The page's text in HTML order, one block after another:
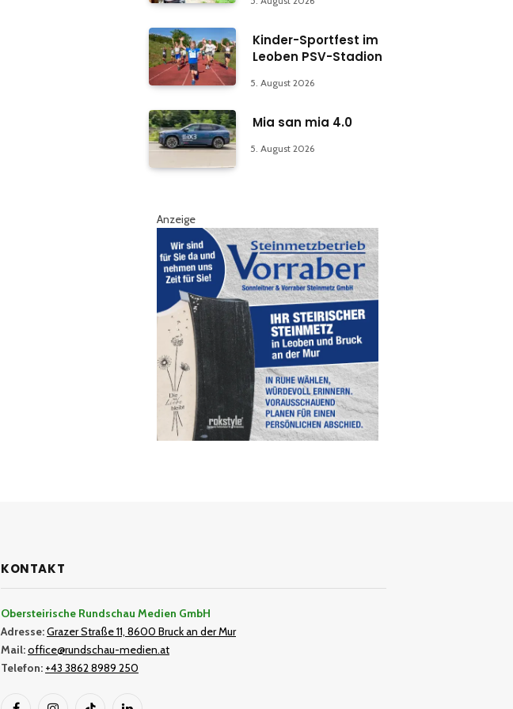
Kinder-Sportfest im
Leoben PSV-Stadion
5. August 2026
Mia san mia 4.0
5. August 2026
Anzeige
KONTAKT
Obersteirische Rundschau Medien GmbH
Adresse:Grazer Straße 11, 8600 Bruck an der Mur
Mail:office@rundschau-medien.at
Telefon: +43 3862 8989 250